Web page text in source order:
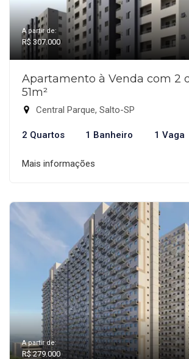
A partir de:
R$ 307.000
Apartamento à Venda com 2
51m²
Central Parque, Salto-SP
2 Quartos 1 Banheiro 1 Vaga
Mais informações
A partir de:
R$ 279.000